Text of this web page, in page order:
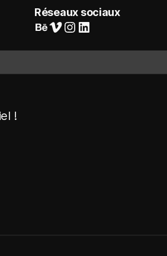
Réseaux sociaux
Suivez-nous sur Behance
Vimeo
Instagram
LinkedIn
!